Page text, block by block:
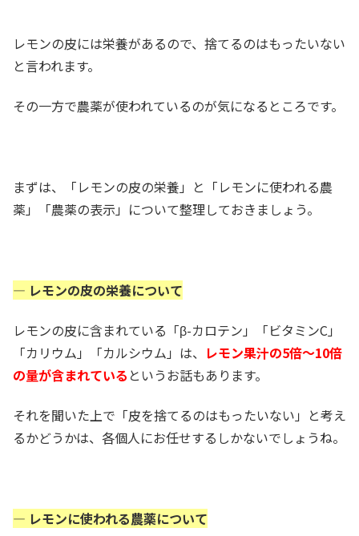
レモンの皮には栄養があるので、捨てるのはもったいない
と言われます。
その一方で農薬が使われているのが気になるところです。
まずは、「レモンの皮の栄養」と「レモンに使われる農
薬」「農薬の表示」について整理しておきましょう。
— レモンの皮の栄養について
レモンの皮に含まれている「β-カロテン」「ビタミンC」
「カリウム」「カルシウム」は、 レモン果汁の5倍～10倍
の量が含まれている というお話もあります。
それを聞いた上で「皮を捨てるのはもったいない」と考え
るかどうかは、各個人にお任せするしかないでしょうね。
— レモンに使われる農薬について